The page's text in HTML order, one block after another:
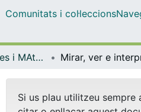
Comunitats i col·leccions
OMADO (Objectes i MAterials DOcents) Mirar, ver e
Si us plau utilitzeu